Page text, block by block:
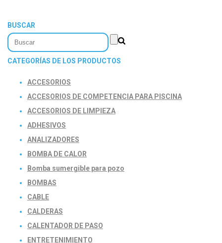
BUSCAR
CATEGORÍAS DE LOS PRODUCTOS
ACCESORIOS
ACCESORIOS DE COMPETENCIA PARA PISCINA
ACCESORIOS DE LIMPIEZA
ADHESIVOS
ANALIZADORES
BOMBA DE CALOR
Bomba sumergible para pozo
BOMBAS
CABLE
CALDERAS
CALENTADOR DE PASO
ENTRETENIMIENTO